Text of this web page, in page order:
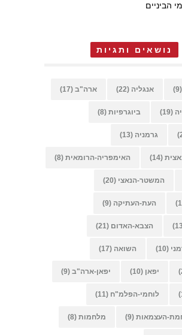
הביניים
נושאים ותגיות
(9) אנגליה (22) ארה"ב (17)
(19) ביוגרפיות (8)
גרמניה (13)
(14) האימפריה-הרומאית (8)
המשטר-הנאצי (20)
העת-העתיקה (9)
הצבא-האדום (21)
(10) השואה (17)
יפאן (10) יפאן-ארה"ב (9)
לוחמי-הפלמ"ח (11)
העצמאות (9) מלחמות (8)